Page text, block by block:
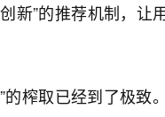
新”的推荐机制，让
的榨取已经到了极致